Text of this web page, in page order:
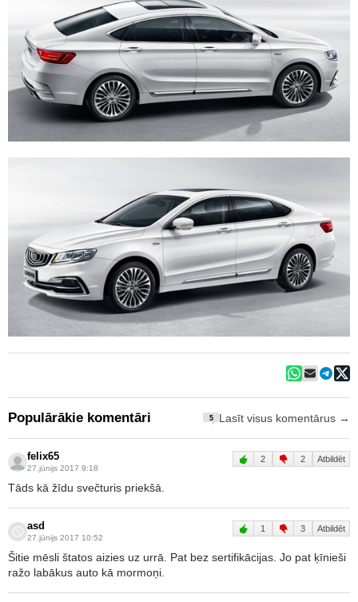
Populārākie komentāri 5 Lasīt visus komentārus →
felix65
27.jūnijs 2017 9:18
2 2 Atbildēt
Tāds kā žīdu svečturis priekšā.
asd
27.jūnijs 2017 10:52
1 3 Atbildēt
Šitie mēsli štatos aizies uz urrā. Pat bez sertifikācijas. Jo pat ķīnieši
ražo labākus auto kā mormoņi.